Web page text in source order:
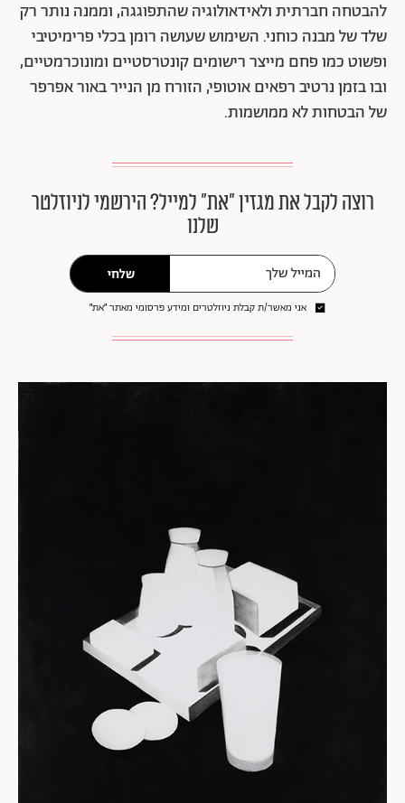
רחב, שנבחרו משום שהם מהדהדים הבטחה או תשוקה
כלשהי למציאות טובה יותר המבוססת על סדר ועל אחדות.
אך ברובם מתפוגגת ההבטחה, ואשליית הסדר והשליטה
קורסת או מתרוקנת מתוכן. העבודה "תנובה" נוצרה בעקבות
פוסטר למוצרי חלב של תנובה בעיצוב אוטה ווליש, שפורסם
מחדש של הפוסטר הפשיט רומן את המוצרים מסממניהם
השיווקיים והגדיל את הדימוי לממדי ענק, עד שמוצרי החלב
המוצגים בו, העשויים חומר לבן ואחיד, נראים כמונומנטים
אדריכליים ריקים, מעין עיר רפאים שטוחה ומרוקנת, שריד
להבטחה חברתית ולאידאולוגיה שהתפוגגה, וממנה נותר רק
שלד של מבנה כוחני. השימוש שעושה רומן בכלי פרימיטיבי
ופשוט כמו פחם מייצר רישומים קונטרסטיים ומונוכרמטיים,
ובו בזמן נרטיב רפאים אוטופי, הזורח מן הנייר באור אפרפר
אני מאשר/ת קבלת ניוזלטרים ומידע פרסומי מאתר ״את״